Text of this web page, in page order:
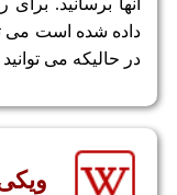
داده شده است می
در حالیکه می